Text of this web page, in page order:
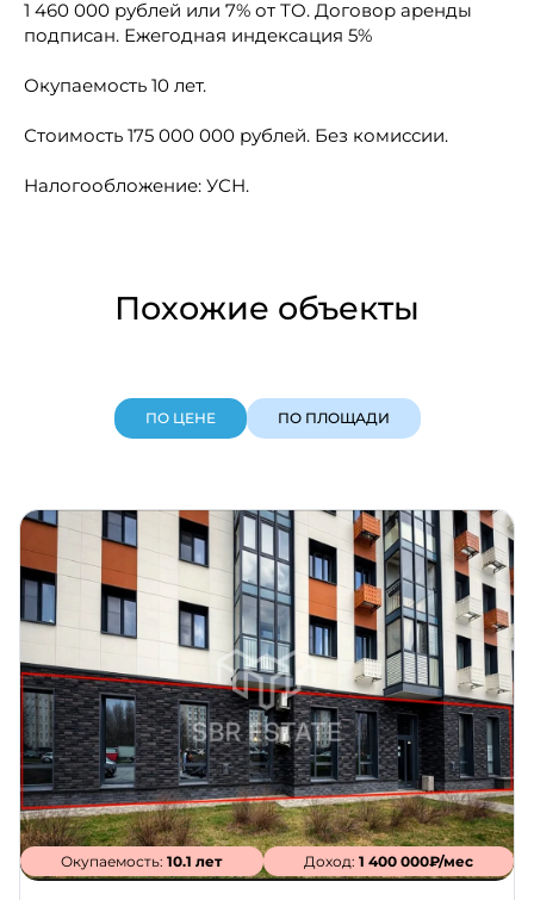
1 460 000 рублей или 7% от ТО. Договор аренды
подписан. Ежегодная индексация 5%
Окупаемость 10 лет.
Стоимость 175 000 000 рублей. Без комиссии.
Налогообложение: УСН.
Похожие объекты
ПО ЦЕНЕ ПО ПЛОЩАДИ
Окупаемость:10.1 лет Доход: 1 400 000₽/мес